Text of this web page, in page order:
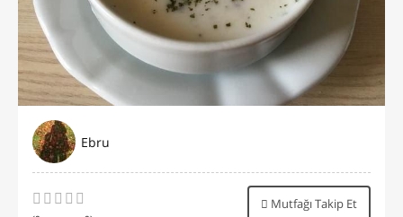
Ebru
Mutfağı Takip Et